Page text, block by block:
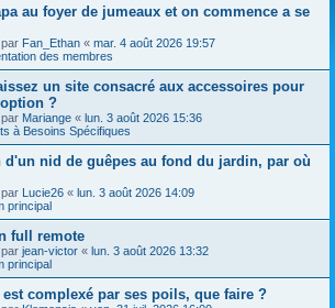
au foyer de jumeaux et on commence a se
Fan_Ethan « mar. 4 août 2026 19:57
des membres
un site consacré aux accessoires pour
?
Mariange « lun. 3 août 2026 15:36
à Besoins Spécifiques
d'un nid de guêpes au fond du jardin, par où
Lucie26 « lun. 3 août 2026 14:09
principal
full remote
jean-victor « lun. 3 août 2026 13:32
principal
est complexé par ses poils, que faire ?